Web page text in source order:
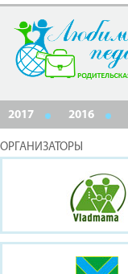
2017 2016
ОРГАНИЗАТОРЫ